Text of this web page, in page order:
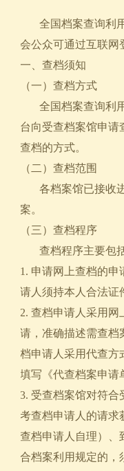
全国档案查询利用
会公众可通过互联网
一、查档须知
（一）查档方式
全国档案查询利用
台向受查档案馆申请
查档的方式。
（二）查档范围
各档案馆已接收进
案。
（三）查档程序
查档程序主要包括
1. 申请网上查档的
请人须持本人合法证
2. 查档申请人采用
请，准确描述需查档
档申请人采用代查方
填写《代查档案申请
3. 受查档案馆对符
考查档申请人的请求
查档申请人自理）、
合档案利用规定的，